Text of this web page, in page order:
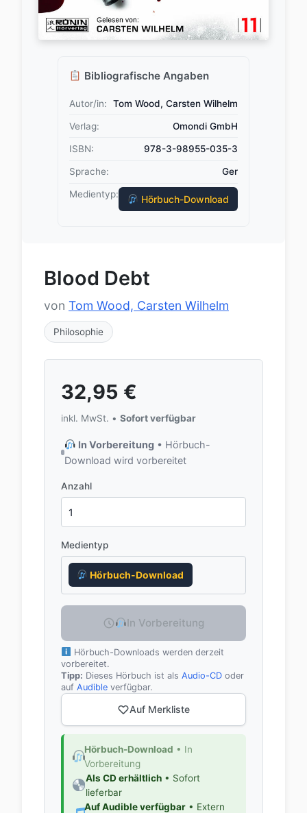
Bibliografische Angaben
Autor/in: Tom Wood, Carsten Wilhelm
Verlag: Omondi GmbH
ISBN: 978-3-98955-035-3
Sprache: Ger
Medientyp: Hörbuch-Download
Blood Debt
von Tom Wood, Carsten Wilhelm
Philosophie
32,95 €
inkl. MwSt. • Sofort verfügbar
In Vorbereitung• Hörbuch-
Download wird vorbereitet
Anzahl
Medientyp
Hörbuch-Download
In Vorbereitung
Hörbuch-Downloads werden derzeit
vorbereitet.
Tipp: Dieses Hörbuch ist als Audio-CD oder
auf Audible verfügbar.
Auf Merkliste
Hörbuch-Download • In
Vorbereitung
Als CD erhältlich• Sofort
lieferbar
Auf Audible verfügbar• Extern